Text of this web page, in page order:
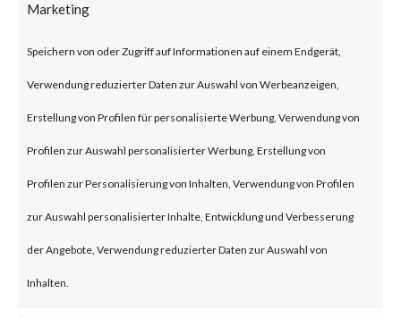
Marketing
Speichern von oder Zugriff auf Informationen auf einem Endgerät,
Verwendung reduzierter Daten zur Auswahl von Werbeanzeigen,
Erstellung von Profilen für personalisierte Werbung, Verwendung von
Profilen zur Auswahl personalisierter Werbung, Erstellung von
Profilen zur Personalisierung von Inhalten, Verwendung von Profilen
zur Auswahl personalisierter Inhalte, Entwicklung und Verbesserung
der Angebote, Verwendung reduzierter Daten zur Auswahl von
Inhalten.
The attack is to exploit an OS
command injection vulnerability
which can lead to execute
arbitrary commands.
Why is this Significant?